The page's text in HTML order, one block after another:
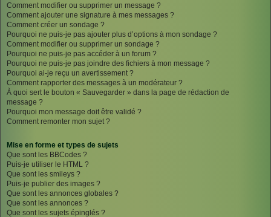
Comment modifier ou supprimer un message ?
Comment ajouter une signature à mes messages ?
Comment créer un sondage ?
Pourquoi ne puis-je pas ajouter plus d’options à mon sondage ?
Comment modifier ou supprimer un sondage ?
Pourquoi ne puis-je pas accéder à un forum ?
Pourquoi ne puis-je pas joindre des fichiers à mon message ?
Pourquoi ai-je reçu un avertissement ?
Comment rapporter des messages à un modérateur ?
À quoi sert le bouton « Sauvegarder » dans la page de rédaction de
message ?
Pourquoi mon message doit être validé ?
Comment remonter mon sujet ?
Mise en forme et types de sujets
Que sont les BBCodes ?
Puis-je utiliser le HTML ?
Que sont les smileys ?
Puis-je publier des images ?
Que sont les annonces globales ?
Que sont les annonces ?
Que sont les sujets épinglés ?